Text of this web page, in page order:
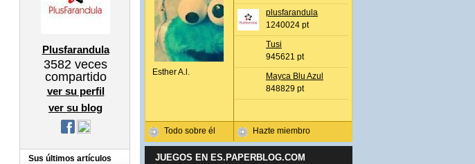
Plusfarandula
3582 veces
compartido
ver su perfil
ver su blog
Sus últimos artículos
Esther A.l.
Todo sobre él
plusfarandula
1240024 pt
Tusi
945621 pt
Mayca Blu Azul
848829 pt
Hazte miembro
JUEGOS EN ES.PAPERBLOG.COM